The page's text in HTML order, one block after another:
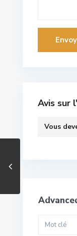
Avis sur
Vous